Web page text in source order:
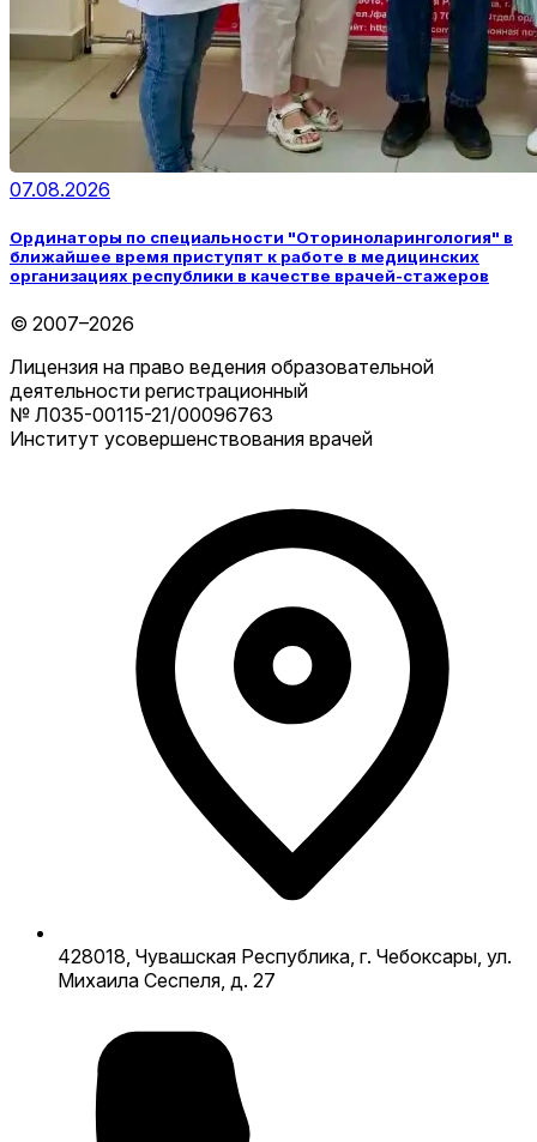
07.08.2026
Ординаторы по специальности "Оториноларингология" в
ближайшее время приступят к работе в медицинских
организациях республики в качестве врачей-стажеров
© 2007–2026
Лицензия на право ведения образовательной
деятельности регистрационный
№ Л035-00115-21/00096763
Институт усовершенствования врачей
428018, Чувашская Республика, г. Чебоксары, ул.
Михаила Сеспеля, д. 27